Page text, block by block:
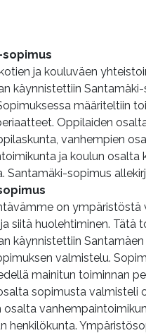
ja kouluväen
käynnistettiin
määriteltiin
Oppilaiden
vanhempien
ja koulun osalta
Santamäki-sopimus
on ympäristöstä
siitä huolehtiminen. Tätä
käynnistettiin Santamäen
valmistelu.
mainitun toiminnan
sopimusta valmisteli
osalta
henkilökunta.